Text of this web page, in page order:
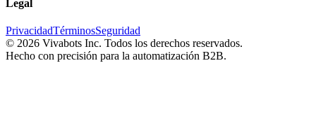
Legal
PrivacidadTérminosSeguridad
© 2026 Vivabots Inc. Todos los derechos reservados.
Hecho con precisión para la automatización B2B.